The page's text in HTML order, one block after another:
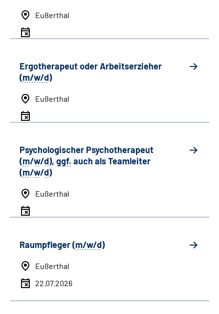
Eußerthal
Ergotherapeut oder Arbeitserzieher
(m/w/d)
Eußerthal
Psychologischer Psychotherapeut
(m/w/d), ggf. auch alsTeamleiter
(m/w/d)
Eußerthal
Raumpfleger (m/w/d)
Eußerthal
22.07.2026